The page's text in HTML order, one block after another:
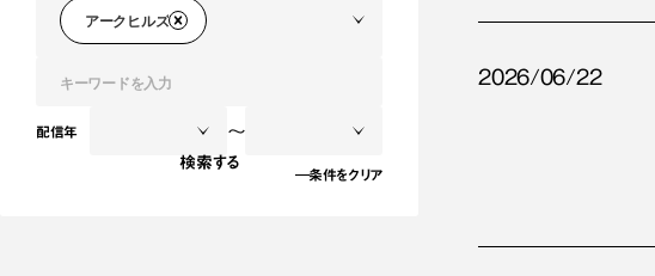
アークヒルズ
配信年 ～
検索する
条件をクリア
2026/06/22